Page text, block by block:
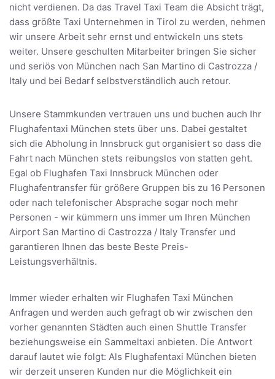
nicht verdienen. Da das Travel Taxi Team die Absicht trägt,
dass größte Taxi Unternehmen in Tirol zu werden, nehmen
wir unsere Arbeit sehr ernst und entwickeln uns stets
weiter. Unsere geschulten Mitarbeiter bringen Sie sicher
und seriös von München nach San Martino di Castrozza /
Italy und bei Bedarf selbstverständlich auch retour.
Unsere Stammkunden vertrauen uns und buchen auch Ihr
Flughafentaxi München stets über uns. Dabei gestaltet
sich die Abholung in Innsbruck gut organisiert so dass die
Fahrt nach München stets reibungslos von statten geht.
Egal ob Flughafen Taxi Innsbruck München oder
Flughafentransfer für größere Gruppen bis zu 16 Personen
oder nach telefonischer Absprache sogar noch mehr
Personen - wir kümmern uns immer um Ihren München
Airport San Martino di Castrozza / Italy Transfer und
garantieren Ihnen das beste Beste Preis-
Leistungsverhältnis.
Immer wieder erhalten wir Flughafen Taxi München
Anfragen und werden auch gefragt ob wir zwischen den
vorher genannten Städten auch einen Shuttle Transfer
beziehungsweise ein Sammeltaxi anbieten. Die Antwort
darauf lautet wie folgt: Als Flughafentaxi München bieten
wir derzeit unseren Kunden nur die Möglichkeit ein